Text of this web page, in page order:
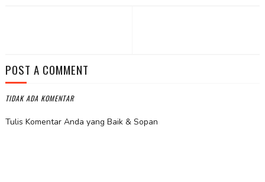
POST A COMMENT
TIDAK ADA KOMENTAR
Tulis Komentar Anda yang Baik & Sopan